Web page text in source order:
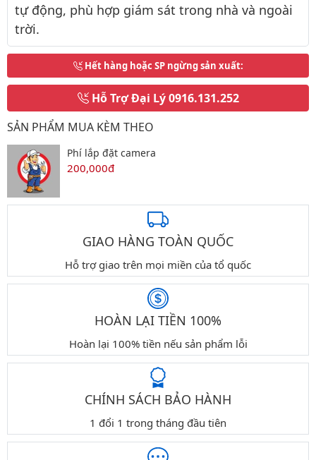
tự động, phù hợp giám sát trong nhà và ngoài
trời.
Hết hàng hoặc SP ngừng sản xuất:
Hỗ Trợ Đại Lý0916.131.252
SẢN PHẨM MUA KÈM THEO
Phí lắp đặt camera
200,000đ
GIAO HÀNG TOÀN QUỐC
Hỗ trợ giao trên mọi miền của tổ quốc
HOÀN LẠI TIỀN 100%
Hoàn lại 100% tiền nếu sản phẩm lỗi
CHÍNH SÁCH BẢO HÀNH
1 đổi 1 trong tháng đầu tiên